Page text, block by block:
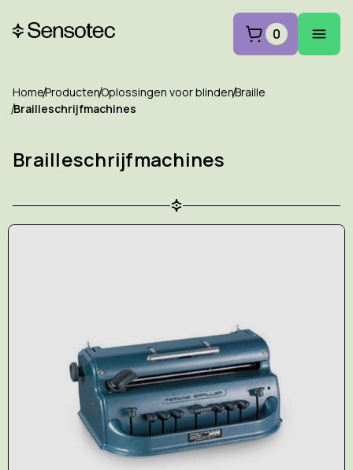
0
HomeProductenOplossingen voor blindenBraille
Brailleschrijfmachines
Brailleschrijfmachines